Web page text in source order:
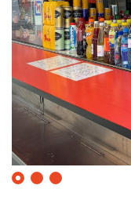
0 1 2